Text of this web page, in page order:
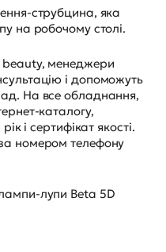
струбцина, яка
на робочому столі.
beauty, менеджери
і допоможуть
На все обладнання,
каталогу,
і сертифікат якості.
номером телефону
лупи Beta 5D